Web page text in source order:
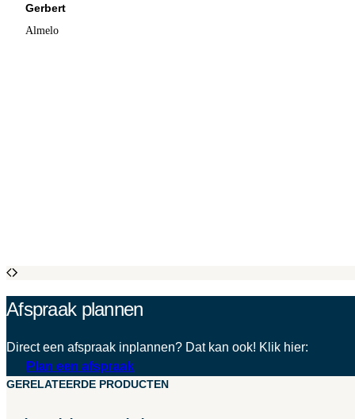
Gerbert
Almelo
Afspraak plannen
Direct een afspraak inplannen? Dat kan ook! Klik hier:
Plan een afspraak
GERELATEERDE PRODUCTEN